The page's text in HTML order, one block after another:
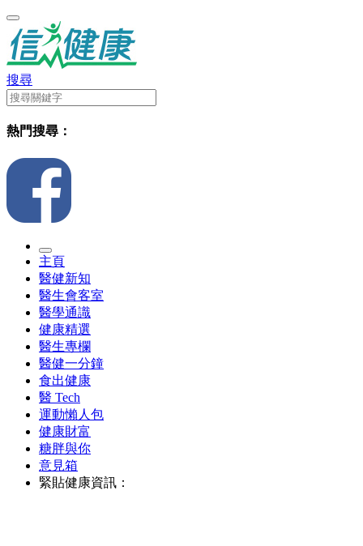
搜尋
熱門搜尋：
主頁
醫健新知
醫生會客室
醫學通識
健康精選
醫生專欄
醫健一分鐘
食出健康
醫 Tech
運動懶人包
健康財富
糖胖與你
意見箱
緊貼健康資訊：